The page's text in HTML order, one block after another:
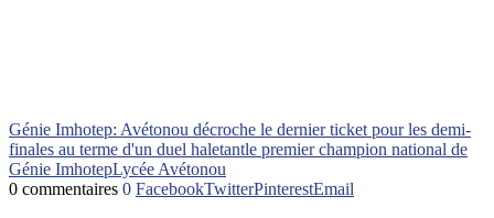
Génie Imhotep: Avétonou décroche le dernier ticket pour les demi-
finales au terme d'un duel haletantle premier champion national de
Génie ImhotepLycée Avétonou
0 commentaires 0 FacebookTwitterPinterestEmail